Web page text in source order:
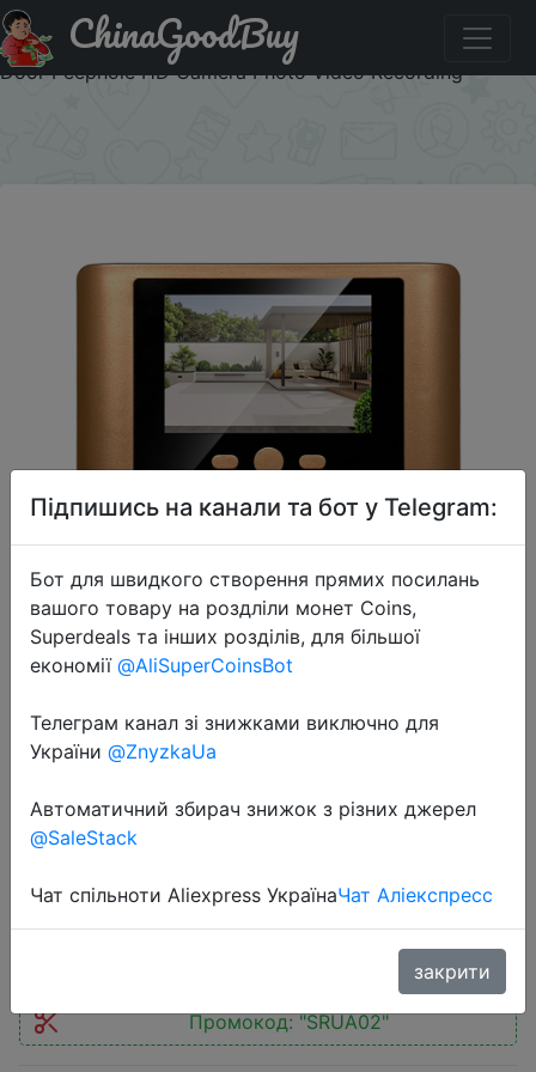
Придбати по знижці SRUA02 2.8" LCD Screen IR Night
vison PIR Motion Detection Digital Electronic Viewer Bell
Door Peephole HD Camera Photo Video Recording
ChinaGoodBuy
2.8" LCD Screen IR Night vison PIR
Motion Detection Digital Electronic
Viewer Bell Door Peephole HD
Camera Photo Video Recording
$25.29
Промокод:"SRUA02"
Підпишись на канали та бот у Telegram:
Бот для швидкого створення прямих посилань
вашого товару на роздліли монет Coins,
Superdeals та інших розділів, для більшої
економії @AliSuperCoinsBot
Телеграм канал зі знижками виключно для
України @ZnyzkaUa
Автоматичний збирач знижок з різних джерел
@SaleStack
Чат спільноти Aliexpress УкраїнаЧат Аліекспресс
закрити